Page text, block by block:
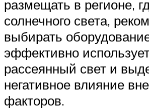
размещать в регионе,
солнечного света,
выбирать
эффективно
рассеянный свет и
негативное влияние
факторов.